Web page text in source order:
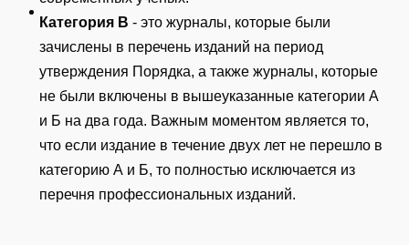
Категория В - это журналы, которые были
зачислены в перечень изданий на период
утверждения Порядка, а также журналы, которые
не были включены в вышеуказанные категории А
и Б на два года. Важным моментом является то,
что если издание в течение двух лет не перешло в
категорию А и Б, то полностью исключается из
перечня профессиональных изданий.